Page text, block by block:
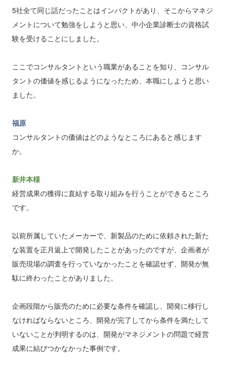
5社全て同じ話だったことはインパクトがあり、そこからマネジ
メントについて勉強をしようと思い、中小企業診断士の資格試
験を受けることにしました。
ここでコンサルタントという職業があることを知り、コンサル
タントの価値を感じるようになったため、本職にしようと思い
ました。
福原
コンサルタントの価値はどのようなところにあると感じます
か。
新井本様
経営成果の獲得に直結する取り組みを行うことができるところ
です。
以前所属していたメーカーで、新製品のために依頼された新た
な装置を正月返上で開発したことがあったのですが、企画者が
販売現場の調査を行っていなかったことを確認せず、開発が無
駄に終わったことがありました。
企画段階から販売のために必要な条件を確認し、開発に移行し
なければならないところ、開発が完了してから条件を満たして
いないことが判明するのは、開発がマネジメントの問題で経営
成果に結びつかなかった事例です。